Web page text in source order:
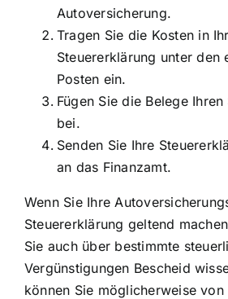
Autoversicherung.
Tragen Sie die Kosten in
Steuererklärung unter den
Posten ein.
Fügen Sie die Belege
bei.
Senden Sie Ihre
an das Finanzamt.
Wenn Sie Ihre
Steuererklärung geltend
Sie auch über bestimmte
Vergünstigungen Bescheid
können Sie möglicherweise von